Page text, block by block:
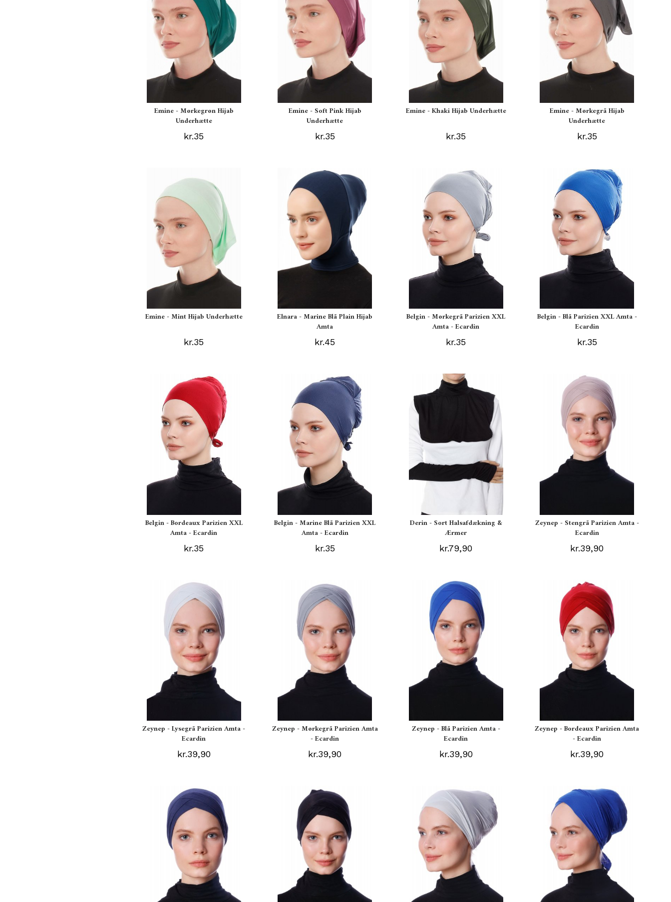
Emine - Mørkegrøn Hijab
Underhætte
kr.35
Emine - Soft Pink Hijab
Underhætte
kr.35
Emine - Khaki Hijab Underhætte
kr.35
Emine - Mørkegrå Hijab
Underhætte
kr.35
Emine - Mint Hijab Underhætte
kr.35
Elnara - Marine Blå Plain Hijab
Amta
kr.45
Belgin - Mørkegrå Parizien XXL
Amta - Ecardin
kr.35
Belgin - Blå Parizien XXL Amta -
Ecardin
kr.35
Belgin - Bordeaux Parizien XXL
Amta - Ecardin
kr.35
Belgin - Marine Blå Parizien XXL
Amta - Ecardin
kr.35
Derin - Sort Halsafdækning &
Ærmer
kr.79,90
Zeynep - Stengrå Parizien Amta -
Ecardin
kr.39,90
Zeynep - Lysegrå Parizien Amta -
Ecardin
kr.39,90
Zeynep - Mørkegrå Parizien Amta
- Ecardin
kr.39,90
Zeynep - Blå Parizien Amta -
Ecardin
kr.39,90
Zeynep - Bordeaux Parizien Amta
- Ecardin
kr.39,90